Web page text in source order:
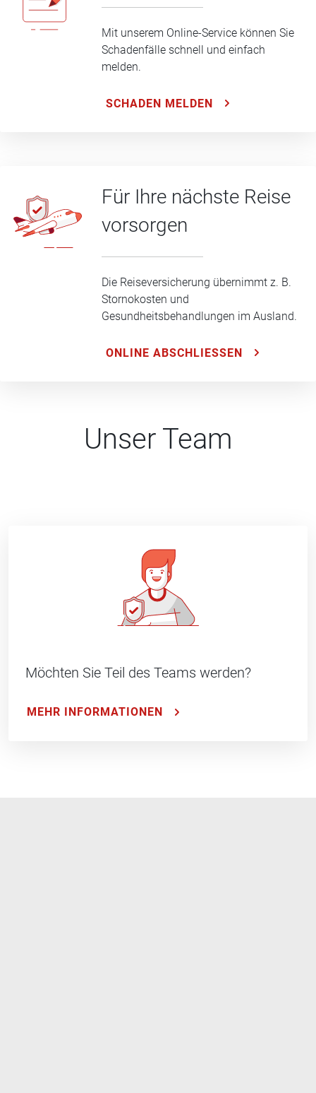
Mit unserem Online-Service können Sie
Schadenfälle schnell und einfach
melden.
SCHADEN MELDEN
Für Ihre nächste Reise
vorsorgen
Die Reiseversicherung übernimmt z. B.
Stornokosten und
Gesundheitsbehandlungen im Ausland.
ONLINE ABSCHLIESSEN
Unser Team
Möchten Sie Teil des Teams werden?
MEHR INFORMATIONEN